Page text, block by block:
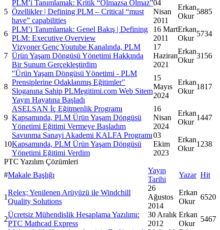
5
PLM’i Tanımlamak: Kritik “Olmazsa Olmaz”
Özellikler | Defining PLM – Critical “must
have” capabilities
04
Nisan
2011
Erkan
Okur
5885
6
PLM’i Tanımlamak: Genel Bakış | Defining
PLM: Executive Overview
16 Mart
2011
Erkan
Okur
5734
7
Vizyoner Genç Youtube Kanalında, PLM
Ürün Yaşam Döngüsü Yönetimi Hakkında
Bir Sunum Gerçekleştirdim
17
Haziran
2021
Erkan
Okur
3156
8
"Ürün Yaşam Döngüsü Yönetimi - PLM
Prensiplerine Odaklanmış Eğitimler"
Sloganına Sahip PLMegitimi.com Web Sitem
Yayın Hayatına Başladı
15
Mayıs
2024
Erkan
Okur
1817
9
ASELSAN İç Eğitmenlik Programı
Kapsamında, PLM Ürün Yaşam Döngüsü
Yönetimi Eğitimi Vermeye Başladım
16
Nisan
2024
Erkan
Okur
1447
10
Savunma Sanayi Akademi KALFA Programı
Kapsamında, PLM Ürün Yaşam Döngüsü
Yönetimi Eğitimi Verdim
03
Ekim
2023
Erkan
Okur
1238
PTC Yazılım Çözümleri
#Makale Başlığı
Yayın
Tarihi
Yazar Hit
1
Relex; Yenilenen Arüyüzü ile Windchill
Quality Solutions
26
Ağustos
2014
Erkan
Okur
6520
2
Ücretsiz Mühendislik Hesaplama Yazılımı:
PTC Mathcad Express
30 Aralık
2012
Erkan
Okur
5467